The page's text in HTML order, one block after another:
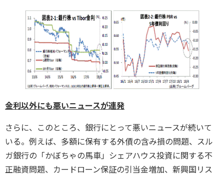
金利以外にも悪いニュースが連発
さらに、このところ、銀行にとって悪いニュースが続いて
いる。例えば、多額に保有する外債の含み損の問題、スル
ガ銀行の「かぼちゃの馬車」シェアハウス投資に関する不
正融資問題、カードローン保証の引当金増加、新興国リス